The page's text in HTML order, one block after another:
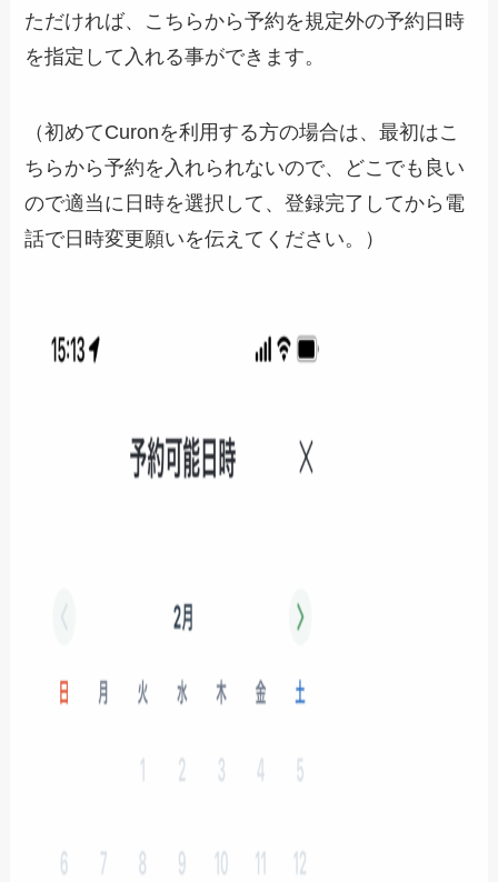
ただければ、こちらから予約を規定外の予約日時
を指定して入れる事ができます。
（初めてCuronを利用する方の場合は、最初はこ
ちらから予約を入れられないので、どこでも良い
ので適当に日時を選択して、登録完了してから電
話で日時変更願いを伝えてください。）